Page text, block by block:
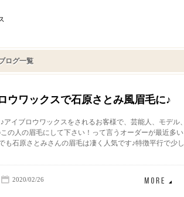
ログ一覧
ウワックスで石原さとみ風眉毛に♪
アイブロウワックスをされるお客様で、芸能人、モデル、
この人の眉毛にして下さい！って言うオーダーが最近多い
も石原さとみさんの眉毛は凄く人気です♪特徴平行で少し
2020/02/26